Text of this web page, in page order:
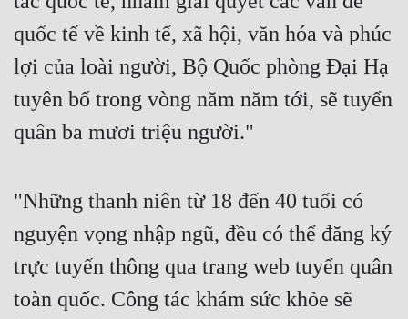
quốc tế về kinh tế, xã hội, văn hóa và phúc
lợi của loài người, Bộ Quốc phòng Đại Hạ
tuyên bố trong vòng năm năm tới, sẽ tuyển
quân ba mươi triệu người."
"Những thanh niên từ 18 đến 40 tuổi có
nguyện vọng nhập ngũ, đều có thể đăng ký
trực tuyến thông qua trang web tuyển quân
toàn quốc. Công tác khám sức khỏe sẽ